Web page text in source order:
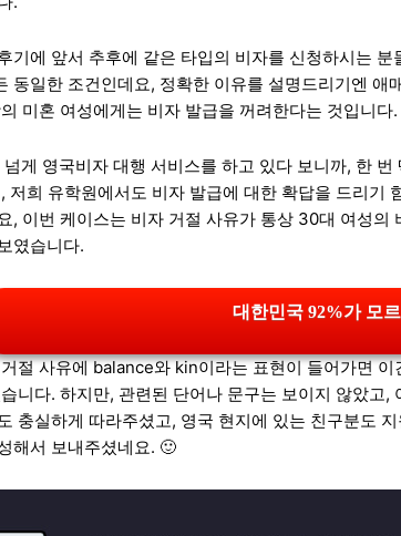
기에 앞서 추후에 같은 타입의 비자를 신청하시는
동일한 조건인데요, 정확한 이유를 설명드리기엔
미혼 여성에게는 비자 발급을 꺼려한다는 것입니다.
게 영국비자 대행 서비스를 하고 있다 보니까, 한 번
저희 유학원에서도 비자 발급에 대한 확답을 드리기
, 이번 케이스는 비자 거절 사유가 통상 30대 여성
였습니다.
대한민국 92%가 모
절 사유에 balance와 kin이라는 표현이 들어가면
니다. 하지만, 관련된 단어나 문구는 보이지 않았고
충실하게 따라주셨고, 영국 현지에 있는 친구분도
해서 보내주셨네요. 🙂